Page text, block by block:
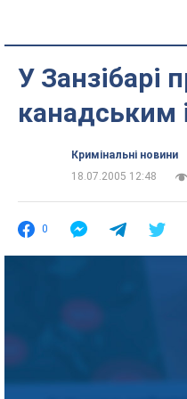
У Занзібарі
канадським
Кримінальні новини
18.07.2005 12:48
0